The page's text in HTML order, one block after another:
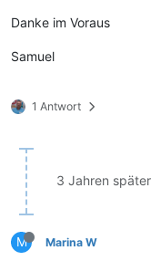
Danke im Voraus
Samuel
1 Antwort
3 Jahren später
M Marina W